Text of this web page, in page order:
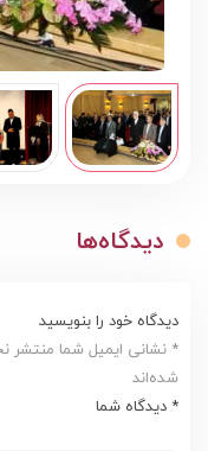
دیدگاه‌ها
دیدگاه خود را بنویسید
* نشانی ایمیل شما منتشر
شده‌اند
* دیدگاه شما